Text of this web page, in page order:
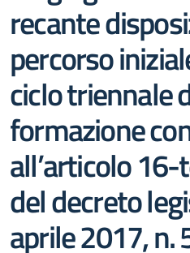
recante
percorso
ciclo triennale
formazione
all’articolo
del decreto
aprile 2017, n.